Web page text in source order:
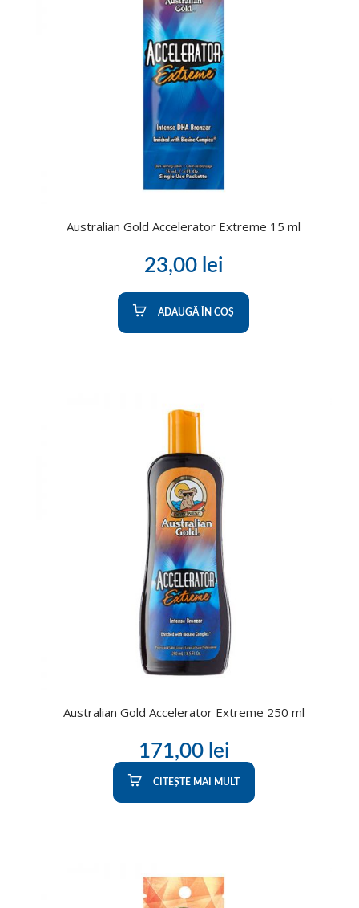
Australian Gold Accelerator Extreme 15 ml
23,00 lei
ADAUGĂ ÎN COȘ
Australian Gold Accelerator Extreme 250 ml
171,00 lei
CITEȘTE MAI MULT